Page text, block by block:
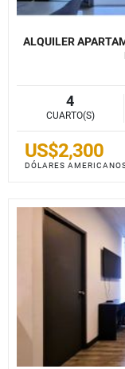
ALQUILER
4
CUARTO(S)
US$2,300
DÓLARES